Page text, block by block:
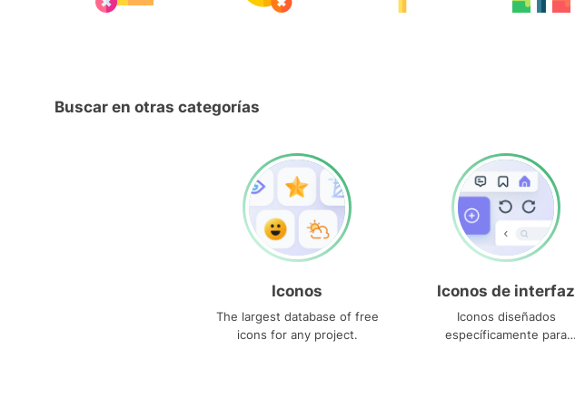
Buscar en otras categorías
Iconos
The largest database of free
icons for any project.
Iconos de interfaz
Iconos diseñados
específicamente para